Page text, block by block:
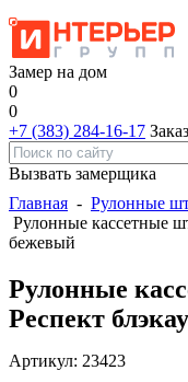
Замер на дом
0
0
+7 (383) 284-16-17
Вызвать замерщика
Главная - Рулонные
Рулонные кассетные
бежевый
Рулонные
Респект
Артикул: 23423